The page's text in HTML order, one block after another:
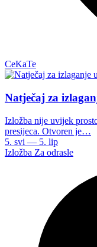
CeKaTe
Natječaj za
Izložba nije uvijek
presijeca. Otvoren je…
5. svi — 5. lip
Izložba Za odrasle